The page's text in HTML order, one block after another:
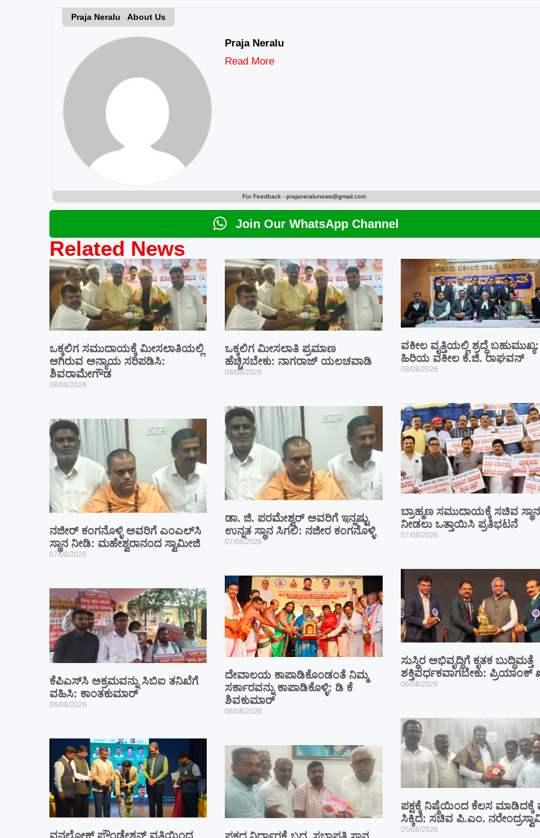
Praja Neralu About Us
Praja Neralu
Read More
For Feedback - prajaneralunews@gmail.com
Join Our WhatsApp Channel
Related News
ಒಕ್ಕಲಿಗ ಸಮುದಾಯಕ್ಕೆ ಮೀಸಲಾತಿಯಲ್ಲಿ
ಆಗಿರುವ ಅನ್ಯಾಯ ಸರಿಪಡಿಸಿ:
ಶಿವರಾಮೇಗೌಡ
08/08/2026
ಒಕ್ಕಲಿಗ ಮೀಸಲಾತಿ ಪ್ರಮಾಣ
ಹೆಚ್ಚಿಸಬೇಕು: ನಾಗರಾಜ್ ಯಲಚವಾಡಿ
08/08/2026
ವಕೀಲ ವೃತ್ತಿಯಲ್ಲಿ ಶ್ರದ್ಧೆ ಬಹುಮುಖ್ಯ:
ಹಿರಿಯ ವಕೀಲ ಕೆ.ಜಿ. ರಾಘವನ್
08/08/2026
ನಜೀರ್ ಕಂಗನೊಳ್ಳಿ ಅವರಿಗೆ ಎಂಎಲ್‌ಸಿ
ಸ್ಥಾನ ನೀಡಿ: ಮಹೇಶ್ವರಾನಂದ ಸ್ವಾಮೀಜಿ
07/08/2026
ಡಾ. ಜಿ. ಪರಮೇಶ್ವರ್ ಅವರಿಗೆ ಇನ್ನಷ್ಟು
ಉನ್ನತ ಸ್ಥಾನ ಸಿಗಲಿ: ನಜೀರ ಕಂಗನೊಳ್ಳಿ
07/08/2026
ಬ್ರಾಹ್ಮಣ ಸಮುದಾಯಕ್ಕೆ ಸಚಿವ ಸ್ಥಾನ
ನೀಡಲು ಒತ್ತಾಯಿಸಿ ಪ್ರತಿಭಟನೆ
07/08/2026
ಕೆಪಿಎಸ್‍ಸಿ ಅಕ್ರಮವನ್ನು ಸಿಬಿಐ ತನಿಖೆಗೆ
ವಹಿಸಿ: ಕಾಂತಕುಮಾರ್
06/08/2026
ದೇವಾಲಯ ಕಾಪಾಡಿಕೊಂಡಂತೆ ನಿಮ್ಮ
ಸರ್ಕಾರವನ್ನು ಕಾಪಾಡಿಕೊಳ್ಳಿ: ಡಿ ಕೆ
ಶಿವಕುಮಾರ್
06/08/2026
ಸುಸ್ಥಿರ ಅಭಿವೃದ್ಧಿಗೆ ಕೃತಕ ಬುದ್ಧಿಮತ್ತೆ
ಶಕ್ತಿವರ್ಧಕವಾಗಬೇಕು: ಪ್ರಿಯಾಂಕ್
06/08/2026
ಪಕ್ಷಕ್ಕೆ ನಿಷ್ಠೆಯಿಂದ ಕೆಲಸ ಮಾಡಿದಕ್ಕೆ
ಸಿಕ್ಕಿದೆ: ಸಚಿವ ಪಿ.ಎಂ.
05/08/2026